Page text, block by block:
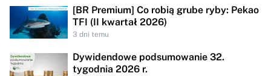
[BR Premium] Co robią grube ryby: Pekao
TFI (II kwartał 2026)
3 dni temu
Dywidendowe podsumowanie 32.
tygodnia 2026 r.